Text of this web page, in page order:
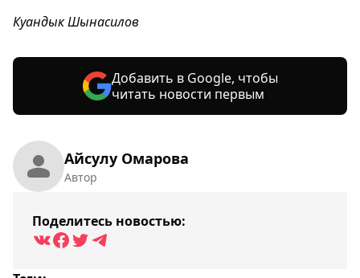
Айсулу Омарова
Автор
Поделитесь новостью:
Куандык Шынасилов
Добавить в Google, чтобы
читать новости первым